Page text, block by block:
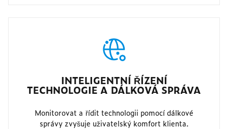
INTELIGENTNÍ ŘÍZENÍ
TECHNOLOGIE A DÁLKOVÁ SPRÁVA
Monitorovat a řídit technologii pomocí dálkové
správy zvyšuje uživatelský komfort klienta.